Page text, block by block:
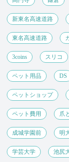
新東名高速道路
東名高速道路
3coins スリコ
ペット用品 DS
ペットショップ
ペット費用 爪
成城学園前 明
学芸大学 池尻